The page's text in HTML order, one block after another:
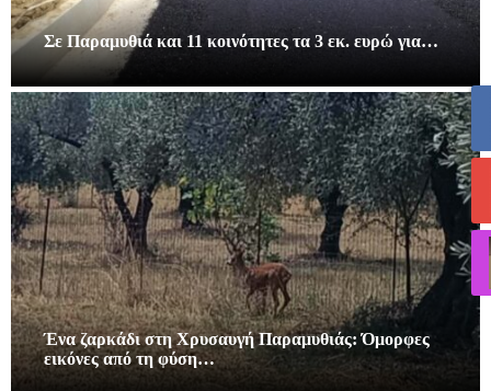
Σε Παραμυθιά και 11 κοινότητες τα 3 εκ. ευρώ για…
Ένα ζαρκάδι στη Χρυσαυγή Παραμυθιάς: Όμορφες
εικόνες από τη φύση…